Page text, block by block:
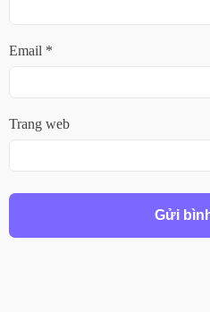
Email *
Trang web